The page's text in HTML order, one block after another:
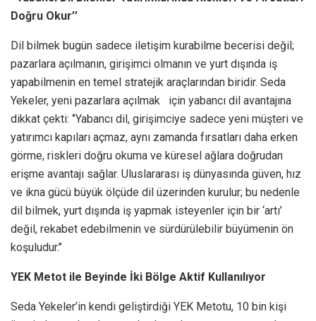
Doğru Okur’’
Dil bilmek bugün sadece iletişim kurabilme becerisi değil;
pazarlara açılmanın, girişimci olmanın ve yurt dışında iş
yapabilmenin en temel stratejik araçlarından biridir. Seda
Yekeler, yeni pazarlara açılmak için yabancı dil avantajına
dikkat çekti: ‘’Yabancı dil, girişimciye sadece yeni müşteri ve
yatırımcı kapıları açmaz, aynı zamanda fırsatları daha erken
görme, riskleri doğru okuma ve küresel ağlara doğrudan
erişme avantajı sağlar. Uluslararası iş dünyasında güven, hız
ve ikna gücü büyük ölçüde dil üzerinden kurulur; bu nedenle
dil bilmek, yurt dışında iş yapmak isteyenler için bir ‘artı’
değil, rekabet edebilmenin ve sürdürülebilir büyümenin ön
koşuludur.’’
YEK Metot ile Beyinde İki Bölge Aktif Kullanılıyor
Seda Yekeler’in kendi geliştirdiği YEK Metotu, 10 bin kişi